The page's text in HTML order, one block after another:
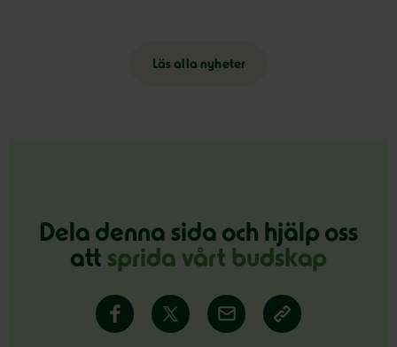
Läs alla nyheter
Dela denna sida och hjälp oss
att sprida vårt budskap